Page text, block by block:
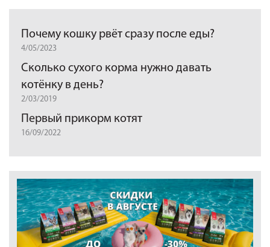
Почему кошку рвёт сразу после еды?
4/05/2023
Сколько сухого корма нужно давать
котёнку в день?
2/03/2019
Первый прикорм котят
16/09/2022